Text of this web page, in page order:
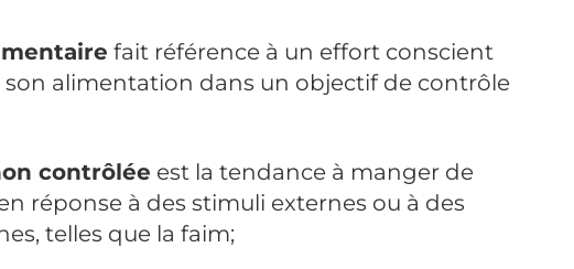
fait référence à un effort conscient
alimentation dans un objectif de contrôle
contrôlée est la tendance à manger de
réponse à des stimuli externes ou à des
telles que la faim;